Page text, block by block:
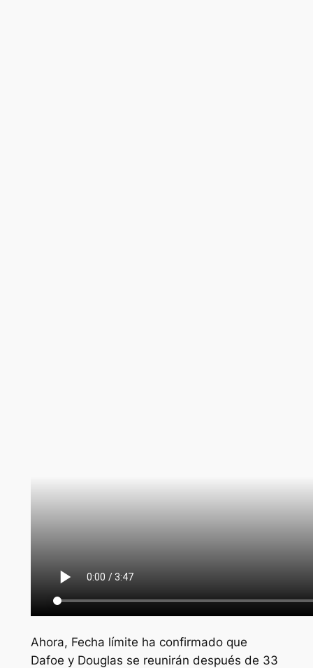
Ahora, Fecha límite ha confirmado que
Dafoe y Douglas se reunirán después de 33